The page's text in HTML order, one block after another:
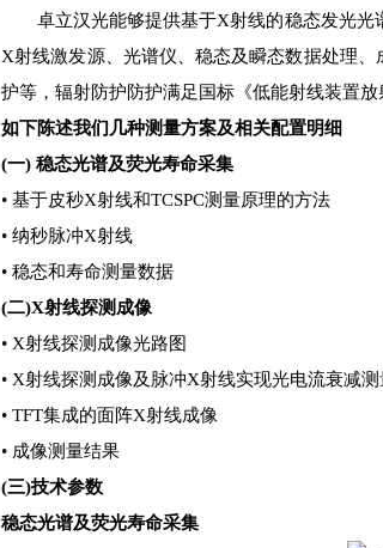
卓立汉光能够提供基于X射线的稳态发光
X射线激发源、光谱仪、稳态及瞬态数据处理
护等，辐射防护防护满足国标《低能射线装置放
如下陈述我们几种测量方案及相关配置明细
(一) 稳态光谱及荧光寿命采集
• 基于皮秒X射线和TCSPC测量原理的方法
• 纳秒脉冲X射线
• 稳态和寿命测量数据
(二)X射线探测成像
• X射线探测成像光路图
• X射线探测成像及脉冲X射线实现光电流衰减测
• TFT集成的面阵X射线成像
• 成像测量结果
(三)技术参数
稳态光谱及荧光寿命采集